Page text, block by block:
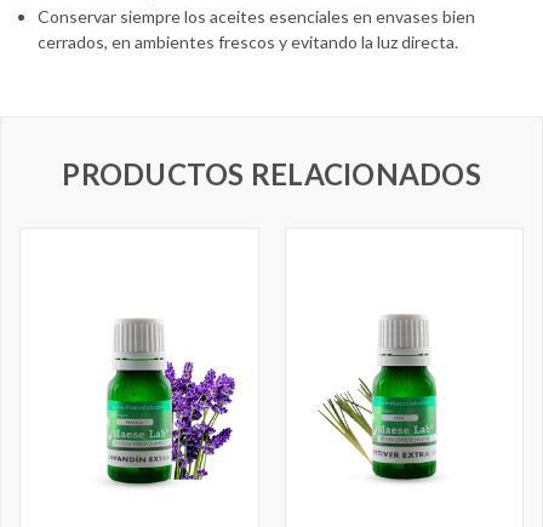
Conservar siempre los aceites esenciales en envases bien
cerrados, en ambientes frescos y evitando la luz directa.
PRODUCTOS RELACIONADOS